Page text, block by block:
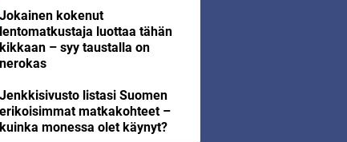
Jokainen kokenut
lentomatkustaja luottaa tähän
kikkaan – syy taustalla on
nerokas
Jenkkisivusto listasi Suomen
erikoisimmat matkakohteet –
kuinka monessa olet käynyt?